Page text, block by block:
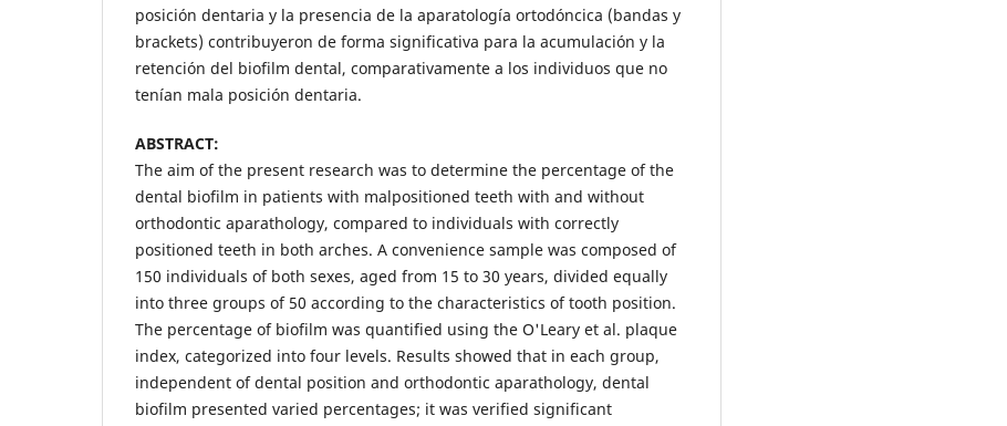
posición dentaria y la presencia de la aparatología ortodóncica (bandas y
brackets) contribuyeron de forma significativa para la acumulación y la
retención del biofilm dental, comparativamente a los individuos que no
tenían mala posición dentaria.
ABSTRACT:
The aim of the present research was to determine the percentage of the
dental biofilm in patients with malpositioned teeth with and without
orthodontic aparathology, compared to individuals with correctly
positioned teeth in both arches. A convenience sample was composed of
150 individuals of both sexes, aged from 15 to 30 years, divided equally
into three groups of 50 according to the characteristics of tooth position.
The percentage of biofilm was quantified using the O'Leary et al. plaque
index, categorized into four levels. Results showed that in each group,
independent of dental position and orthodontic aparathology, dental
biofilm presented varied percentages; it was verified significant